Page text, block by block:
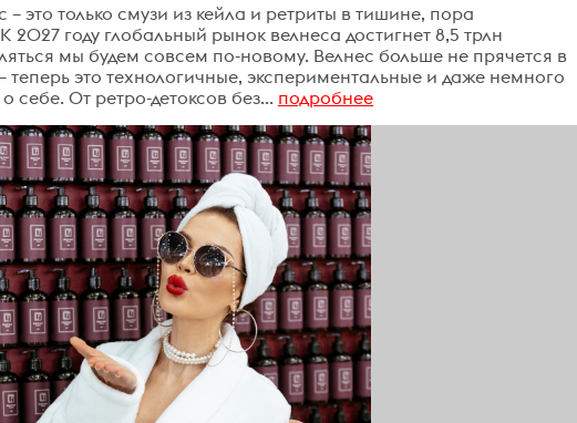
– это только смузи из кейла и ретриты в тишине, пора
2027 году глобальный рынок велнеса достигнет 8,5 трлн
мы будем совсем по-новому. Велнес больше не прячется в
теперь это технологичные, экспериментальные и даже немного
себе. От ретро-детоксов без... подробнее